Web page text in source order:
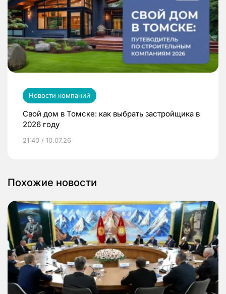
Новости компаний
Свой дом в Томске: как выбрать застройщика в
2026 году
21:40 / 10.07.26
Похожие новости